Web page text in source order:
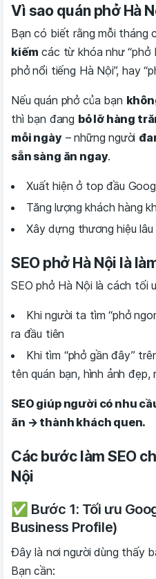
Vì sao quán phở Hà
Bạn có biết rằng mỗi tháng
kiếm các từ khóa như “phở
phở nổi tiếng Hà Nội”, hay
Nếu quán phở của bạn
thì bạn đang bỏ lỡ hàng
mỗi ngày– những người
sẵn sàng ăn ngay.
Xuất hiện ở top đầu
Tăng lượng khách hàng
Xây dựng thương hiệu
SEO phở Hà Nội là
SEO phở Hà Nội là cách tối
Khi người ta tìm “phở
ra đầu tiên
Khi tìm “phở gần đây”
tên quán bạn, hình ảnh
SEO giúp người có nhu
ăn → thành khách quen.
Các bước làm SEO
Nội
✅ Bước 1: Tối ưu
Business Profile)
Đây là nơi người dùng thấy
Bạn cần: